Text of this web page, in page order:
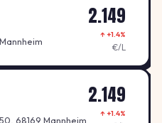
2.149
↑ +1.4%
€/L
68169 Mannheim
2.149
↑ +1.4%